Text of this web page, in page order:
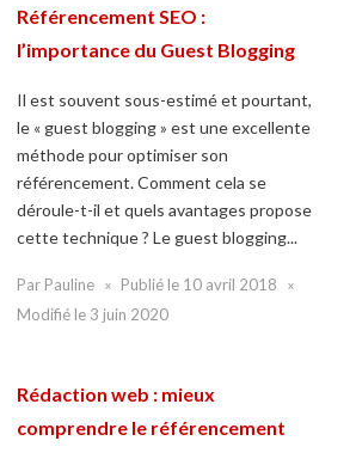
Référencement SEO :
l’importance du Guest Blogging
Il est souvent sous-estimé et pourtant,
le « guest blogging » est une excellente
méthode pour optimiser son
référencement. Comment cela se
déroule-t-il et quels avantages propose
cette technique ? Le guest blogging...
Par Pauline Publié le 10 avril 2018
Modifié le 3 juin 2020
Rédaction web : mieux
comprendre le référencement